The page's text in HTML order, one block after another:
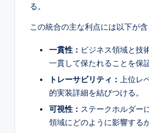
si
る。
この統合の主な利点には以下が含
一貫性： ビジネス領域と技
一貫して保たれることを保
トレーサビリティ：
上位レ
的実装詳細を結びつける。
可視性： ステークホルダー
領域にどのように影響する